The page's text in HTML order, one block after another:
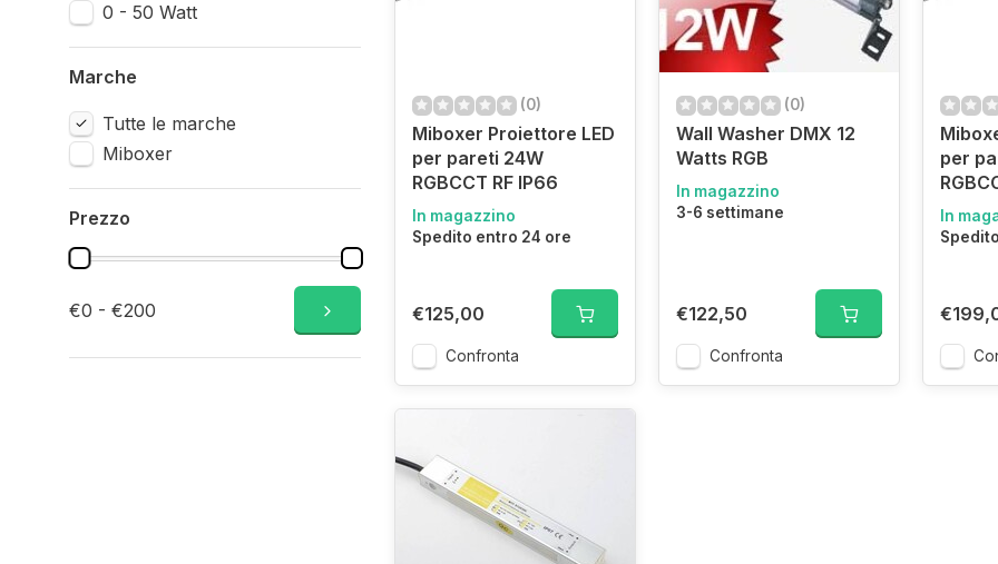
0 - 50 Watt
Marche
Tutte le marche
Miboxer
Prezzo
€0 - €200
(0)
Miboxer Proiettore LED
per pareti 24W
RGBCCT RF IP66
In magazzino
Spedito entro 24 ore
€125,00
Confronta
(0)
Wall Washer DMX 12
Watts RGB
In magazzino
3-6 settimane
€122,50
Confronta
per
In